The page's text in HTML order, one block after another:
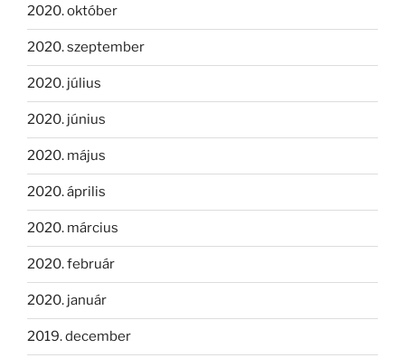
2020. október
2020. szeptember
2020. július
2020. június
2020. május
2020. április
2020. március
2020. február
2020. január
2019. december